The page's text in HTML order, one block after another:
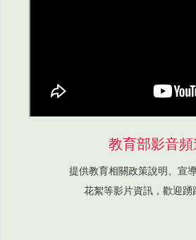
教育部影音頻
提供教育相關政策說明、宣
花絮等影片資訊，歡迎踴